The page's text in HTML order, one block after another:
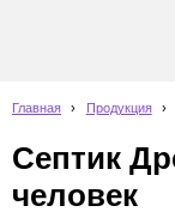
Главная › Продукция ›
Септик
человек